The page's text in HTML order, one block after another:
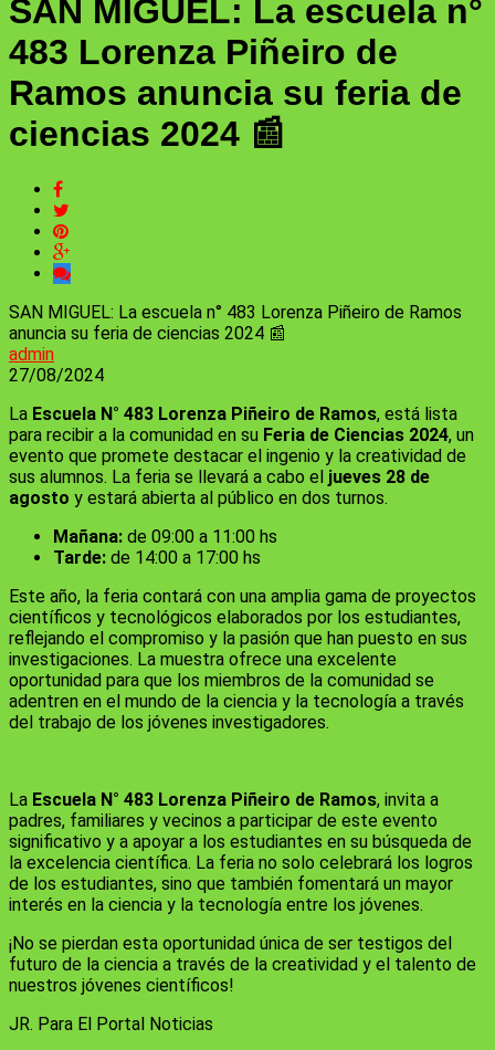
SAN MIGUEL: La escuela n°
483 Lorenza Piñeiro de
Ramos anuncia su feria de
ciencias 2024 📰
SAN MIGUEL: La escuela n° 483 Lorenza Piñeiro de Ramos
anuncia su feria de ciencias 2024 📰
admin
27/08/2024
La Escuela N° 483 Lorenza Piñeiro de Ramos, está lista
para recibir a la comunidad en su Feria de Ciencias 2024, un
evento que promete destacar el ingenio y la creatividad de
sus alumnos. La feria se llevará a cabo el jueves 28 de
agosto y estará abierta al público en dos turnos.
Mañana: de 09:00 a 11:00 hs
Tarde: de 14:00 a 17:00 hs
Este año, la feria contará con una amplia gama de proyectos
científicos y tecnológicos elaborados por los estudiantes,
reflejando el compromiso y la pasión que han puesto en sus
investigaciones. La muestra ofrece una excelente
oportunidad para que los miembros de la comunidad se
adentren en el mundo de la ciencia y la tecnología a través
del trabajo de los jóvenes investigadores.
La Escuela N° 483 Lorenza Piñeiro de Ramos, invita a
padres, familiares y vecinos a participar de este evento
significativo y a apoyar a los estudiantes en su búsqueda de
la excelencia científica. La feria no solo celebrará los logros
de los estudiantes, sino que también fomentará un mayor
interés en la ciencia y la tecnología entre los jóvenes.
¡No se pierdan esta oportunidad única de ser testigos del
futuro de la ciencia a través de la creatividad y el talento de
nuestros jóvenes científicos!
JR. Para El Portal Noticias